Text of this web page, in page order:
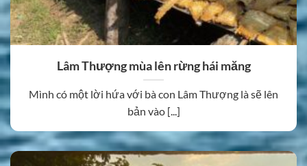
Lâm Thượng mùa lên rừng hái măng
Mình có một lời hứa với bà con Lâm Thượng là sẽ lên
bản vào [...]